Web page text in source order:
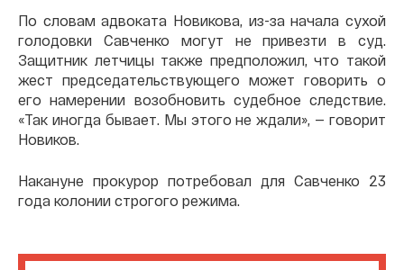
По словам адвоката Новикова, из-за начала сухой
голодовки Савченко могут не привезти в суд.
Защитник летчицы также предположил, что такой
жест председательствующего может говорить о
его намерении возобновить судебное следствие.
«Так иногда бывает. Мы этого не ждали», — говорит
Новиков.
Накануне прокурор потребовал для Савченко 23
года колонии строгого режима.